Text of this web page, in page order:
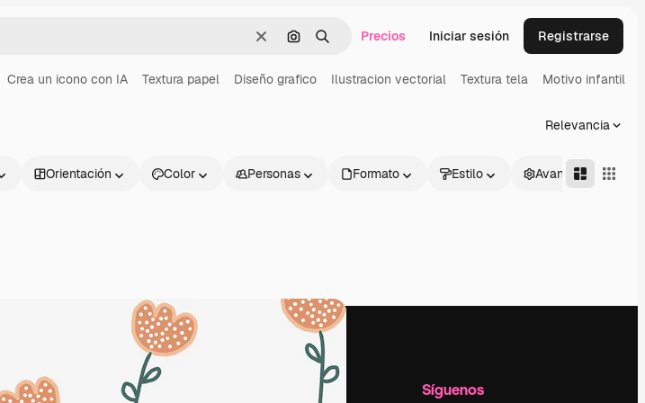
BorrarBuscar por imagen
BuscarPrecios Iniciar sesión Registrarse
Crea un icono con IA Textura papel Diseño grafico Ilustracion vectorial Textura tela Motivo infantil
Relevancia
Orientación Color Personas Formato Estilo Avanzado
Productos Información útil Empresa Síguenos